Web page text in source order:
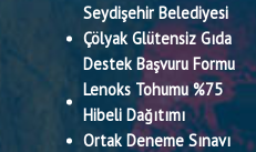
Seydişehir Belediyesi
Çölyak Glütensiz Gıda
Destek Başvuru Formu
Lenoks Tohumu %75
Hibeli Dağıtımı
Ortak Deneme Sınavı